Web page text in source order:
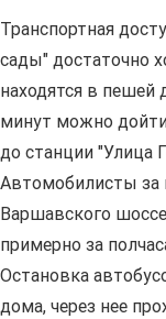
Транспортная
сады" достаточно
находятся в пешей
минут можно
до станции "Улица
Автомобилисты за
Варшавского
примерно за
Остановка
дома, через нее